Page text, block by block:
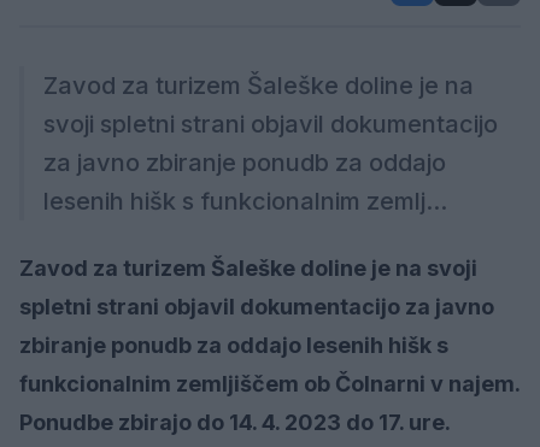
Zavod za turizem Šaleške doline je na
svoji spletni strani objavil dokumentacijo
za javno zbiranje ponudb za oddajo
lesenih hišk s funkcionalnim zemlj...
Zavod za turizem Šaleške doline je na svoji
spletni strani objavil dokumentacijo za javno
zbiranje ponudb za oddajo lesenih hišk s
funkcionalnim zemljiščem ob Čolnarni v najem.
Ponudbe zbirajo do 14. 4. 2023 do 17. ure.